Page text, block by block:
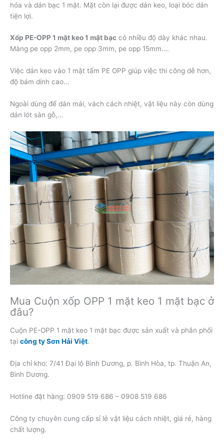
hóa và dán bạc 1 mặt. Mặt còn lại được dán keo, loại bóc dán
tiện lợi.
Xốp PE-OPP 1 mặt keo 1 mặt bạc có nhiều độ dày khác nhau.
Màng pe opp 2mm, pe opp 3mm, pe opp 15mm….
Việc dán keo vào 1 mặt tấm PE OPP giúp việc thi công dễ hơn,
độ bám dính cao…
Ngoài dùng để dán mái, vách cách nhiệt, vật liệu này còn dùng
dán lót sàn gỗ,…
Mua Cuộn xốp OPP 1 mặt keo 1 mặt bạc ở
đâu?
Cuộn PE-OPP 1 mặt keo 1 mặt bạc được sản xuất và phân phối
tại công ty Sơn Hải Việt.
Địa chỉ kho: 7/41 Đại lộ Bình Dương, p. Bình Hòa, tp. Thuận An,
Bình Dương.
Hotline đặt hàng: 0909 519 686 – 0908 519 686
Công ty chuyên cung cấp sỉ lẻ vật liệu cách nhiệt, giá rẻ, hàng
chất lượng.